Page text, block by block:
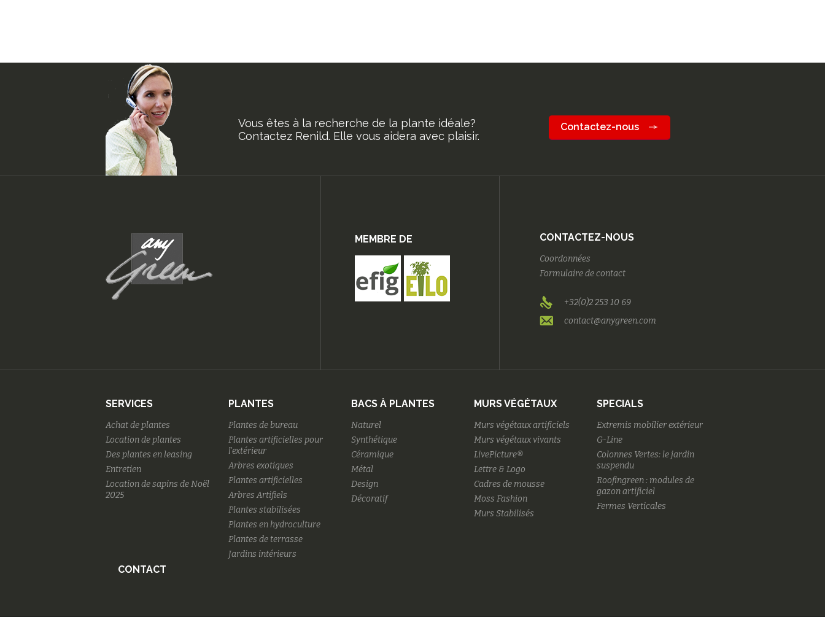
Vous êtes à la recherche de la plante idéale?
Contactez Renild. Elle vous aidera avec plaisir.
Contactez-nous
MEMBRE DE CONTACTEZ-NOUS
Coordonnées
Formulaire de contact
+32(0)2 253 10 69
contact@anygreen.com
SERVICES
Achat de plantes
Location de plantes
Des plantes en leasing
Entretien
Location de sapins de Noël
2025
PLANTES
Plantes de bureau
Plantes artificielles pour
l'extérieur
Arbres exotiques
Plantes artificielles
Arbres Artifiels
Plantes stabilisées
Plantes en hydroculture
Plantes de terrasse
Jardins intérieurs
BACS À PLANTES
Naturel
Synthétique
Céramique
Métal
Design
Décoratif
MURS VÉGÉTAUX
Murs végétaux artificiels
Murs végétaux vivants
LivePicture®
Lettre & Logo
Cadres de mousse
Moss Fashion
Murs Stabilisés
SPECIALS
Extremis mobilier extérieur
G-Line
Colonnes Vertes: le jardin
suspendu
Roofingreen : modules de
gazon artificiel
Fermes Verticales
CONTACT